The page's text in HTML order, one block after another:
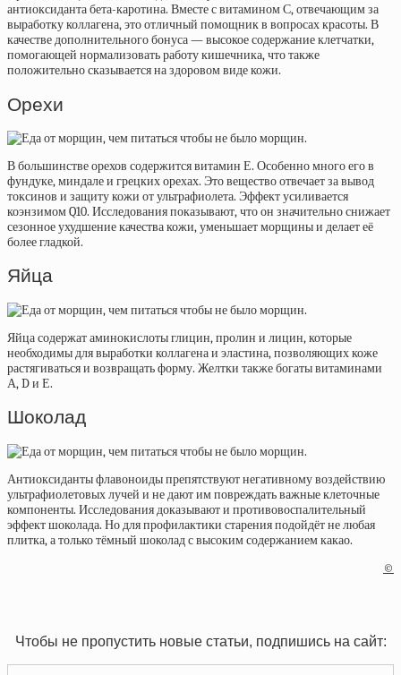
антиоксиданта бета-каротина. Вместе с витамином С, отвечающим за
выработку коллагена, это отличный помощник в вопросах красоты. В
качестве дополнительного бонуса — высокое содержание клетчатки,
помогающей нормализовать работу кишечника, что также
положительно сказывается на здоровом виде кожи.
Орехи
В большинстве орехов содержится витамин Е. Особенно много его в
фундуке, миндале и грецких орехах. Это вещество отвечает за вывод
токсинов и защиту кожи от ультрафиолета. Эффект усиливается
коэнзимом Q10. Исследования показывают, что он значительно снижает
сезонное ухудшение качества кожи, уменьшает морщины и делает её
более гладкой.
Яйца
Яйца содержат аминокислоты глицин, пролин и лицин, которые
необходимы для выработки коллагена и эластина, позволяющих коже
растягиваться и возвращать форму. Желтки также богаты витаминами
А, D и Е.
Шоколад
Антиоксиданты флавоноиды препятствуют негативному воздействию
ультрафиолетовых лучей и не дают им повреждать важные клеточные
компоненты. Исследования доказывают и противовоспалительный
эффект шоколада. Но для профилактики старения подойдёт не любая
плитка, а только тёмный шоколад с высоким содержанием какао.
©
Чтобы не пропустить новые статьи, подпишись на сайт: